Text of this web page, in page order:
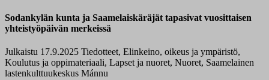
Sodankylän kunta ja Saamelaiskäräjät tapasivat vuosittaisen
yhteistyöpäivän merkeissä
Julkaistu 17.9.2025 Tiedotteet, Elinkeino, oikeus ja ympäristö,
Koulutus ja oppimateriaali, Lapset ja nuoret, Nuoret, Saamelainen
lastenkulttuukeskus Mánnu